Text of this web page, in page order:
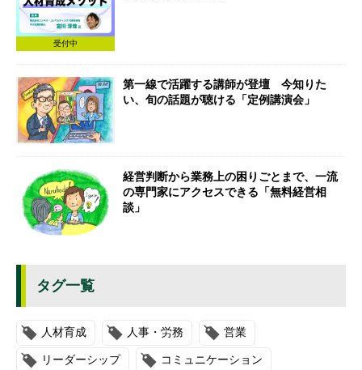
受付中
第一線で活躍する講師が登壇 今知りた
い、旬の話題が聴ける「定例講演会」
経営判断から業務上の困りごとまで、一流
の専門家にアクセスできる「無料経営相
談」
タグ一覧
人材育成 人事・労務 営業
リーダーシップ コミュニケーション